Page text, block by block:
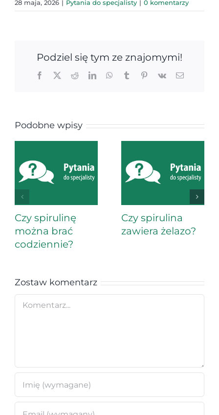
28 maja, 2026 | Pytania do specjalisty | 0 komentarzy
Podziel się tym ze znajomymi!
Facebook
X RedditLinkedInWhatsApp
TumblrPinterest
Vk Email
Podobne wpisy
Czy spirulinę
można brać
codziennie?
Czy spirulina
zawiera żelazo?
Zostaw komentarz
Comment